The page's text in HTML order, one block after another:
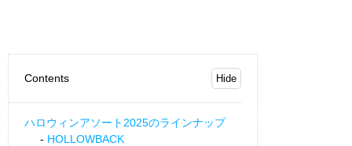
Contents
ハロウィンアソート2025のラインナップ
HOLLOWBACK